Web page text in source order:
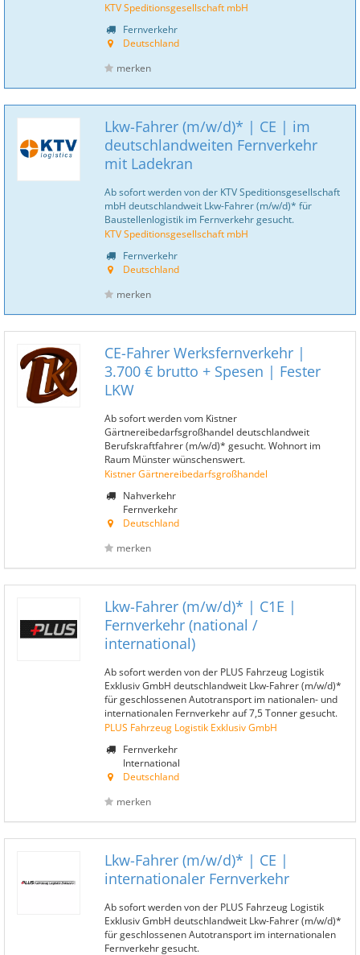
KTV Speditionsgesellschaft mbH
Fernverkehr
Deutschland
merken
Lkw-Fahrer (m/w/d)* | CE | im
deutschlandweiten Fernverkehr
mit Ladekran
Ab sofort werden von der KTV Speditionsgesellschaft
mbH deutschlandweit Lkw-Fahrer (m/w/d)* für
Baustellenlogistik im Fernverkehr gesucht.
KTV Speditionsgesellschaft mbH
Fernverkehr
Deutschland
merken
CE-Fahrer Werksfernverkehr |
3.700 € brutto + Spesen | Fester
LKW
Ab sofort werden vom Kistner
Gärtnereibedarfsgroßhandel deutschlandweit
Berufskraftfahrer (m/w/d)* gesucht. Wohnort im
Raum Münster wünschenswert.
Kistner Gärtnereibedarfsgroßhandel
Nahverkehr
Fernverkehr
Deutschland
merken
Lkw-Fahrer (m/w/d)* | C1E |
Fernverkehr (national /
international)
Ab sofort werden von der PLUS Fahrzeug Logistik
Exklusiv GmbH deutschlandweit Lkw-Fahrer (m/w/d)*
für geschlossenen Autotransport im nationalen- und
internationalen Fernverkehr auf 7,5 Tonner gesucht.
PLUS Fahrzeug Logistik Exklusiv GmbH
Fernverkehr
International
Deutschland
merken
Lkw-Fahrer (m/w/d)* | CE |
internationaler Fernverkehr
Ab sofort werden von der PLUS Fahrzeug Logistik
Exklusiv GmbH deutschlandweit Lkw-Fahrer (m/w/d)*
für geschlossenen Autotransport im internationalen
Fernverkehr gesucht.